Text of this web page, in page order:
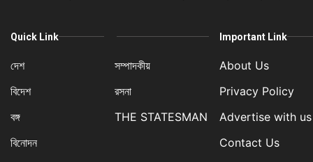
Quick Link
দেশ
বিদেশ
বঙ্গ
বিনোদন
সম্পাদকীয়
রসনা
THE STATESMAN
Important Link
About Us
Privacy Policy
Advertise with us
Contact Us